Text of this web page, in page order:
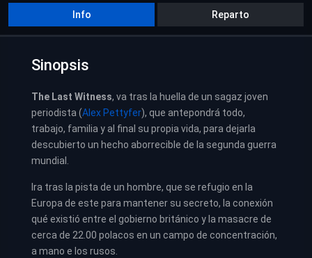
Info Reparto
Sinopsis
The Last Witness, va tras la huella de un sagaz joven
periodista (Alex Pettyfer), que antepondrá todo,
trabajo, familia y al final su propia vida, para dejarla
descubierto un hecho aborrecible de la segunda guerra
mundial.
Ira tras la pista de un hombre, que se refugio en la
Europa de este para mantener su secreto, la conexión
qué existió entre el gobierno británico y la masacre de
cerca de 22.00 polacos en un campo de concentración,
a mano e los rusos.